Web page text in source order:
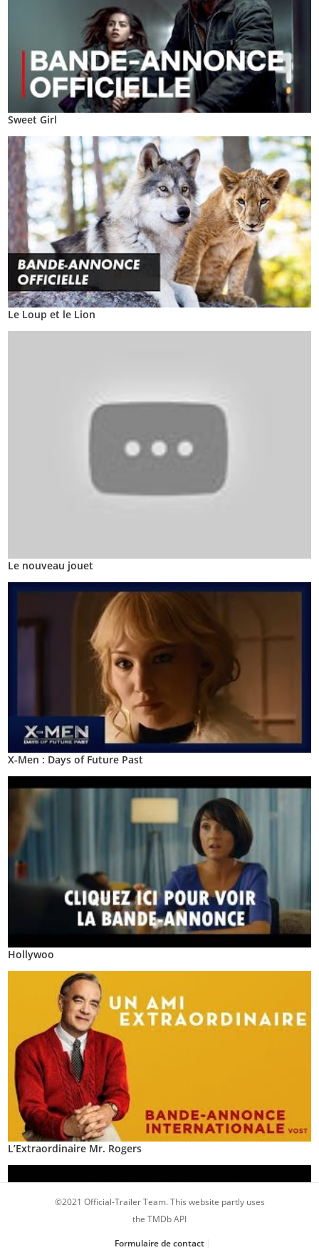
Sweet Girl
Le Loup et le Lion
Le nouveau jouet
X-Men : Days of Future Past
Hollywoo
L’Extraordinaire Mr. Rogers
©2021 Official-Trailer Team. This website partly uses
the TMDb API
Formulaire de contact